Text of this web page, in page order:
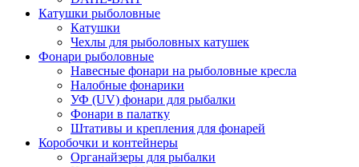
Катушки рыболовные
Катушки
Чехлы для рыболовных катушек
Фонари рыболовные
Навесные фонари на рыболовные кресла
Налобные фонарики
УФ (UV) фонари для рыбалки
Фонари в палатку
Штативы и крепления для фонарей
Коробочки и контейнеры
Органайзеры для рыбалки